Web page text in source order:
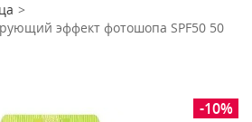
эффект фотошопа SPF50 50
-10%